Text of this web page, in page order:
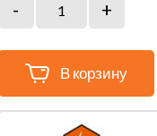
В корзину